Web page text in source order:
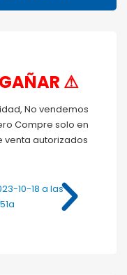
⚠
No vendemos
Compre solo en
venta autorizados